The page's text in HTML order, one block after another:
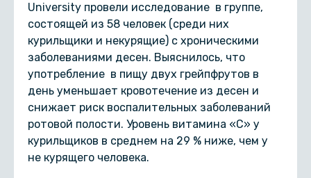
University провели исследование в группе,
состоящей из 58 человек (среди них
курильщики и некурящие) с хроническими
заболеваниями десен. Выяснилось, что
употребление в пищу двух грейпфрутов в
день уменьшает кровотечение из десен и
снижает риск воспалительных заболеваний
ротовой полости. Уровень витамина «C» у
курильщиков в среднем на 29 % ниже, чем у
не курящего человека.